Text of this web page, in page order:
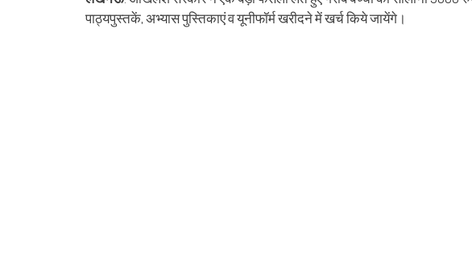
(Opens
in
new
(Opens
in
new
(Opens
in
new
(Opens
in
new
(Opens
in
new
(Opens
in
new
new
window)
(Opens
in
new
(Opens
in
new
(Opens
in
new
a
पाठ्यपुस्तकें, अभ्यास पुस्तिकाएं व यूनीफॉर्म खरीदने में खर्च किये जायेंगे।